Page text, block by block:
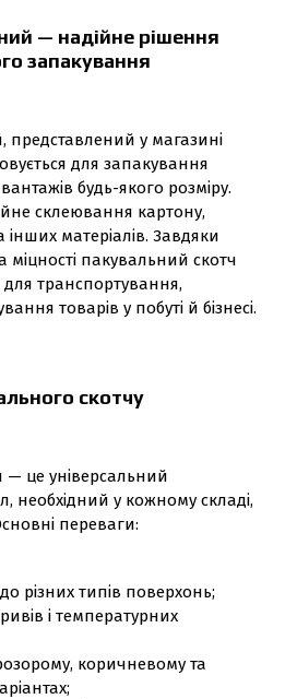
— надійне рішення
запакування
представлений у магазині
для запакування
будь-якого розміру.
склеювання картону,
інших матеріалів. Завдяки
міцності пакувальний скотч
для транспортування,
товарів у побуті й бізнесі.
скотчу
— це універсальний
необхідний у кожному складі,
переваги:
різних типів поверхонь;
і температурних
коричневому та